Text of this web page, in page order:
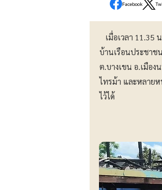
Facebook
เมื่อเวลา 11.35
บ้านเรือนประชาช
ต.บางเขน อ.เมือ
ไทรม้า และหลายห
ไว้ได้